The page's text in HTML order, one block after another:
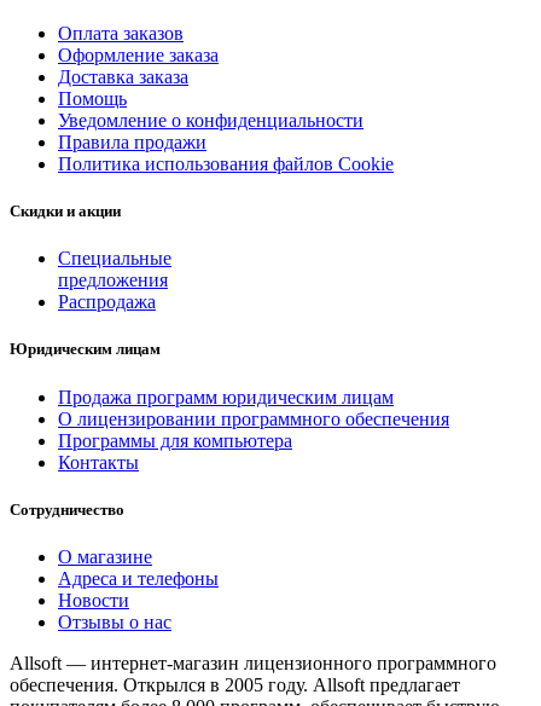
Оплата заказов
Оформление заказа
Доставка заказа
Помощь
Уведомление о конфиденциальности
Правила продажи
Политика использования файлов Cookie
Скидки и акции
Специальные
предложения
Распродажа
Юридическим лицам
Продажа программ юридическим лицам
О лицензировании программного обеспечения
Программы для компьютера
Контакты
Сотрудничество
О магазине
Адреса и телефоны
Новости
Отзывы о нас
Allsoft — интернет-магазин лицензионного программного
обеспечения. Открылся в 2005 году. Allsoft предлагает